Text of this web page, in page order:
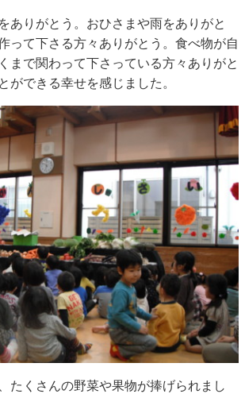
ありがとう。おひさまや雨をありがと
って下さる方々ありがとう。食べ物が自
まで関わって下さっている方々ありがと
ができる幸せを感じました。
たくさんの野菜や果物が捧げられまし